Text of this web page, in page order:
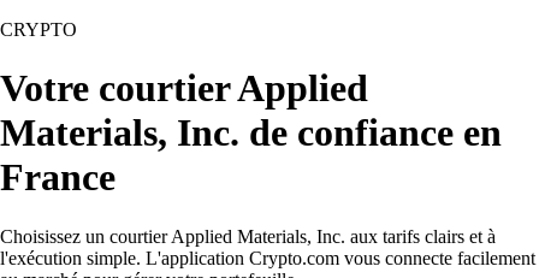
CRYPTO
Votre courtier Applied
Materials, Inc. de confiance en
France
Choisissez un courtier Applied Materials, Inc. aux tarifs clairs et à
l'exécution simple. L'application Crypto.com vous connecte facilement